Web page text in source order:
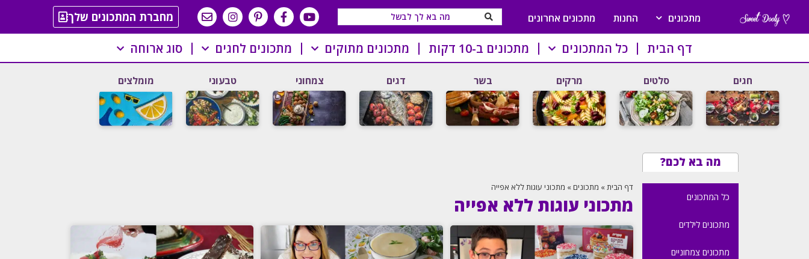
מתכונים החנות מתכונים אחרונים מחברת המתכונים שלך
דף הבית כל המתכונים מתכונים ב-10 דקות מתכונים מתוקים מתכונים לחגים סוג ארוחה
חגים סלטים מרקים בשר דגים צמחוני טבעוני מומלצים
מה בא לכם?
כל המתכונים
מתכונים לילדים
מתכונים צמחוניים
דף הבית» מתכונים» מתכוני עוגות ללא אפייה
מתכוני עוגות ללא אפייה